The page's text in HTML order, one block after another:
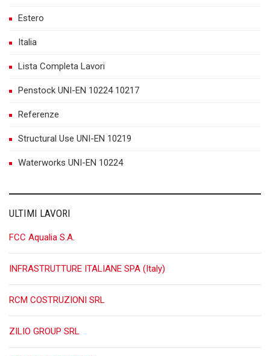
Estero
Italia
Lista Completa Lavori
Penstock UNI-EN 10224 10217
Referenze
Structural Use UNI-EN 10219
Waterworks UNI-EN 10224
ULTIMI LAVORI
FCC Aqualia S.A.
INFRASTRUTTURE ITALIANE SPA (Italy)
RCM COSTRUZIONI SRL
ZILIO GROUP SRL